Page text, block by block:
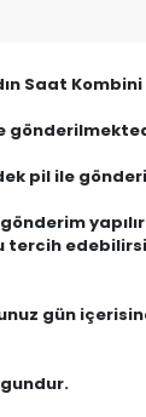
Saat Kombini
pil ile
tercih
gün